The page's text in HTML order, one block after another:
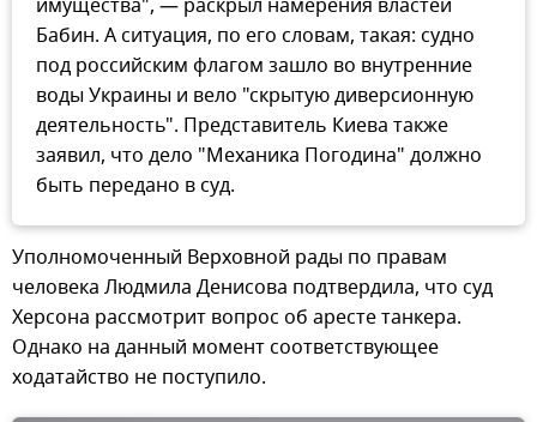
имущества", — раскрыл намерения властей
Бабин. А ситуация, по его словам, такая: судно
под российским флагом зашло во внутренние
воды Украины и вело "скрытую диверсионную
деятельность". Представитель Киева также
заявил, что дело "Механика Погодина" должно
быть передано в суд.
Уполномоченный Верховной рады по правам
человека Людмила Денисова подтвердила, что суд
Херсона рассмотрит вопрос об аресте танкера.
Однако на данный момент соответствующее
ходатайство не поступило.